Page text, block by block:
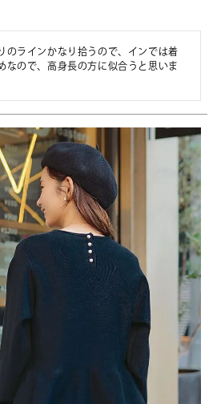
のラインかなり拾うので、インでは着
なので、高身長の方に似合うと思いま